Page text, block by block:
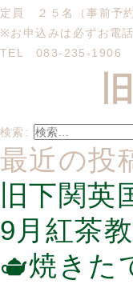
定員 ２５名（事前予約
※お申込みは必ずお電
TEL 083-235-1906
検索:
最近の投
旧下関
9月紅茶
🫖焼きた